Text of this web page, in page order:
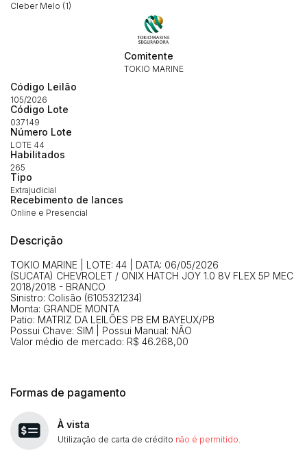
Cleber Melo (1)
Comitente
TOKIO MARINE
Código Leilão
105/2026
Código Lote
037149
Número Lote
LOTE 44
Habilitados
265
Tipo
Extrajudicial
Recebimento de lances
Online e Presencial
Descrição
TOKIO MARINE | LOTE: 44 | DATA: 06/05/2026
(SUCATA) CHEVROLET / ONIX HATCH JOY 1.0 8V FLEX 5P MEC
2018/2018 - BRANCO
Sinistro: Colisão (6105321234)
Monta: GRANDE MONTA
Patio: MATRIZ DA LEILÕES PB EM BAYEUX/PB
Possui Chave: SIM | Possui Manual: NÃO
Valor médio de mercado: R$ 46.268,00
Formas de pagamento
À vista
Utilização de carta de crédito não é permitido
Envie sua Proposta
(Art. 895, CPC)
Histórico de Propostas
Clique aqui para fazer login
Habilite-se para efetuar lances ou
propostas